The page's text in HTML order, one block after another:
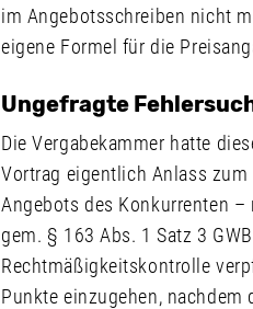
im Angebotsschreiben nicht
eigene Formel für die
Ungefragte
Die Vergabekammer hatte
Vortrag eigentlich Anlass
Angebots des Konkurrenten
gem. § 163 Abs. 1 Satz 3
Rechtmäßigkeitskontrolle
Punkte einzugehen, nachdem